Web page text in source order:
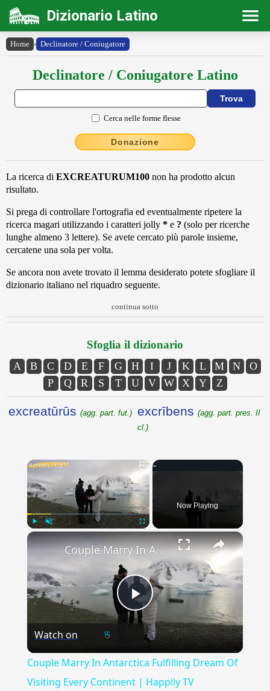
Dizionario Latino
Home › Declinatore / Coniugatore
Declinatore / Coniugatore Latino
Cerca nelle forme flesse
Donazione
La ricerca di EXCREATURUM100 non ha prodotto alcun
risultato.
Si prega di controllare l'ortografia ed eventualmente ripetere la
ricerca magari utilizzando i caratteri jolly * e ? (solo per ricerche
lunghe almeno 3 lettere). Se avete cercato più parole insieme,
cercatene una sola per volta.
Se ancora non avete trovato il lemma desiderato potete sfogliare il
dizionario italiano nel riquadro seguente.
continua sotto
Sfoglia il dizionario
A B C D E F G H I J K L M N
O
P
Q R S T U V W X Y Z
excreatūrūs (agg. part. fut.) excrībens (agg. part. pres. II
cl.)
×
Now Playing
×
Play
Video
Couple Marry In Antarctica Fulfilling Dream Of Visiting Every Continent | Happily TV
Watch on
Couple Marry In Antarctica Fulfilling Dream Of
Visiting Every Continent | Happily TV